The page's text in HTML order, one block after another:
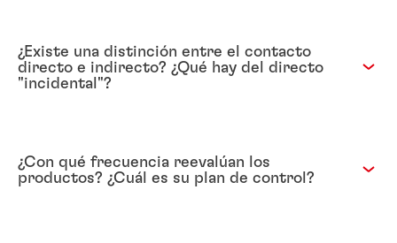
¿Existe una distinción entre el contacto
directo e indirecto? ¿Qué hay del directo
"incidental"?
¿Con qué frecuencia reevalúan los
productos? ¿Cuál es su plan de control?